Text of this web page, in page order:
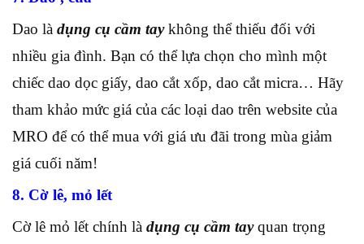
Dao là dụng cụ cầm taykhông thể thiếu đối với
nhiều gia đình. Bạn có thể lựa chọn cho mình một
chiếc dao dọc giấy, dao cắt xốp, dao cắt micra… Hãy
tham khảo mức giá của các loại dao trên website của
MRO để có thể mua với giá ưu đãi trong mùa giảm
giá cuối năm!
8. Cờ lê, mỏ lết
Cờ lê mỏ lết chính là dụng cụ cầm tayquan trọng